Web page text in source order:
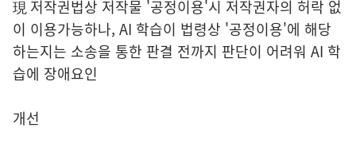
現 저작권법상 저작물 '공정이용'시 저작권자의 허락 없
이 이용가능하나, AI 학습이 법령상 '공정이용'에 해당
하는지는 소송을 통한 판결 전까지 판단이 어려워 AI 학
습에 장애요인
개선